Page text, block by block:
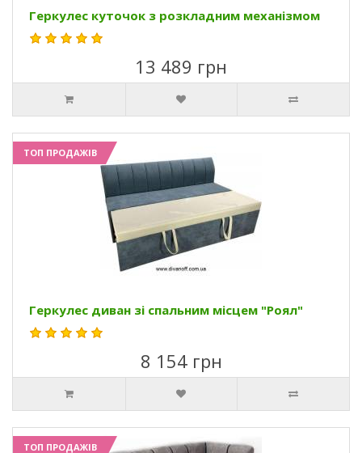
Геркулес куточок з розкладним механізмом
13 489 грн
ТОП ПРОДАЖІВ
Геркулес диван зі спальним місцем "Роял"
8 154 грн
ТОП ПРОДАЖІВ